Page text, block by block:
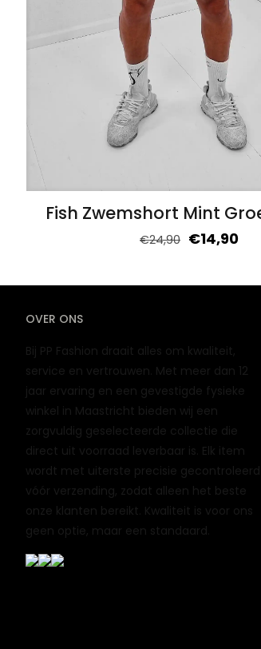
Fish Zwemshort Mint
€24,90 €14,90
OVER ONS
Bij PP Fashion draait alles om kwaliteit,
service en vertrouwen. Met meer dan 12
jaar ervaring en een gevestigde fysieke
winkel in Maastricht bieden wij een
zorgvuldig geselecteerde collectie die
direct uit voorraad leverbaar is. Elk item
wordt met uiterste precisie gecontroleerd
vóór verzending, zodat alleen het beste
onze klanten bereikt. Kwaliteit is voor ons
geen optie, maar een standaard.